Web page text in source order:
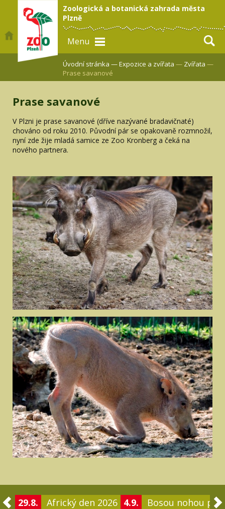
Zoologická a botanická zahrada města
Plzně
Menu
Úvodní stránka —Expozice a zvířata — Zvířata —
Prase savanové
Prase savanové
V Plzni je prase savanové (dříve nazývané bradavičnaté)
chováno od roku 2010. Původní pár se opakovaně rozmnožil,
nyní zde žije mladá samice ze Zoo Kronberg a čeká na
nového partnera.
29.8. Africký den 2026 4.9. Bosou nohou po